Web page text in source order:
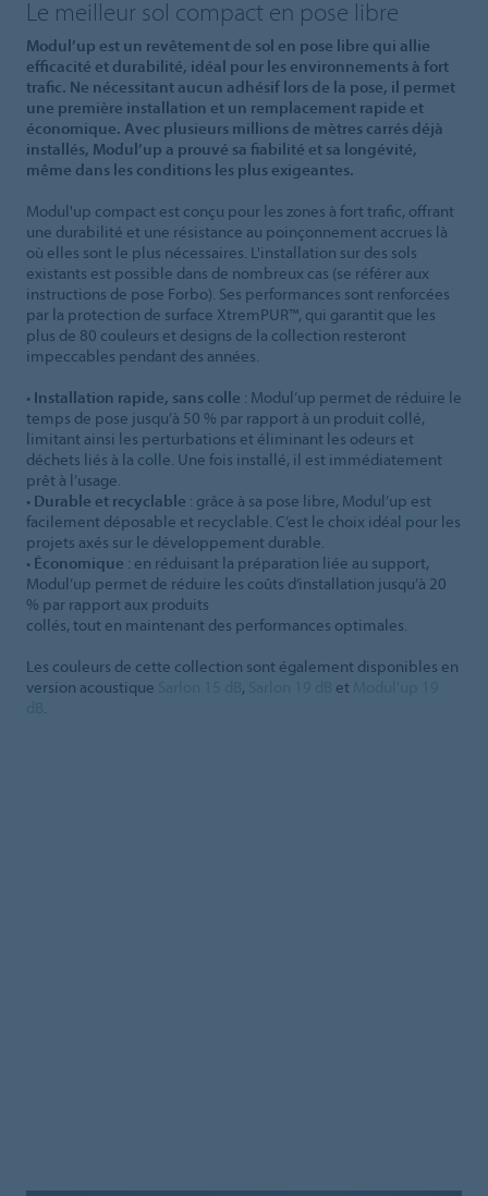
Le meilleur sol compact en pose libre
Modul’up est un revêtement de sol en pose libre qui allie
efficacité et durabilité, idéal pour les environnements à fort
trafic. Ne nécessitant aucun adhésif lors de la pose, il permet
une première installation et un remplacement rapide et
économique. Avec plusieurs millions de mètres carrés déjà
installés, Modul’up a prouvé sa fiabilité et sa longévité,
même dans les conditions les plus exigeantes.
Modul'up compact est conçu pour les zones à fort trafic, offrant
une durabilité et une résistance au poinçonnement accrues là
où elles sont le plus nécessaires. L'installation sur des sols
existants est possible dans de nombreux cas (se référer aux
instructions de pose Forbo). Ses performances sont renforcées
par la protection de surface XtremPUR™, qui garantit que les
plus de 80 couleurs et designs de la collection resteront
impeccables pendant des années.
• Installation rapide, sans colle : Modul’up permet de réduire le
temps de pose jusqu’à 50 % par rapport à un produit collé,
limitant ainsi les perturbations et éliminant les odeurs et
déchets liés à la colle. Une fois installé, il est immédiatement
prêt à l’usage.
• Durable et recyclable : grâce à sa pose libre, Modul’up est
facilement déposable et recyclable. C’est le choix idéal pour les
projets axés sur le développement durable.
• Économique : en réduisant la préparation liée au support,
Modul’up permet de réduire les coûts d’installation jusqu’à 20
% par rapport aux produits
collés, tout en maintenant des performances optimales.
Les couleurs de cette collection sont également disponibles en
version acoustique
, et
.